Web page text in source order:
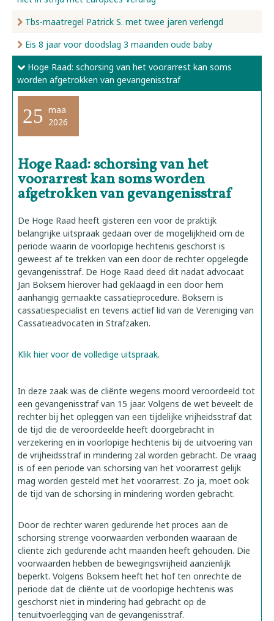
Tbs-maatregel Patrick S. met twee jaren verlengd
Eis 8 jaar voor doodslag 3 maanden oude baby
Hoge Raad: schorsing van het voorarrest kan soms
worden afgetrokken van gevangenisstraf
25 maa
2026
Hoge Raad: schorsing van het
voorarrest kan soms worden
afgetrokken van gevangenisstraf
De Hoge Raad heeft gisteren een voor de praktijk
belangrijke uitspraak gedaan over de mogelijkheid om de
periode waarin de voorlopige hechtenis geschorst is
geweest af te trekken van een door de rechter opgelegde
gevangenisstraf. De Hoge Raad deed dit nadat advocaat
Jan Boksem hierover had geklaagd in een door hem
aanhangig gemaakte cassatieprocedure. Boksem is
cassatiespecialist en tevens actief lid van de Vereniging van
Cassatieadvocaten in Strafzaken.
Klik hier voor de volledige uitspraak.
In deze zaak was de cliënte wegens moord veroordeeld tot
een gevangenisstraf van 15 jaar. Volgens de wet beveelt de
rechter bij het opleggen van een tijdelijke vrijheidsstraf dat
de tijd die de veroordeelde heeft doorgebracht in
verzekering en in voorlopige hechtenis bij de uitvoering van
de vrijheidsstraf in mindering zal worden gebracht. De vraag
is of een periode van schorsing van het voorarrest gelijk
mag worden gesteld met het voorarrest. Zo ja, moet ook
de tijd van de schorsing in mindering worden gebracht.
Door de rechter waren gedurende het proces aan de
schorsing strenge voorwaarden verbonden waaraan de
cliënte zich gedurende acht maanden heeft gehouden. Die
voorwaarden hebben de bewegingsvrijheid aanzienlijk
beperkt. Volgens Boksem heeft het hof ten onrechte de
periode dat de cliënte uit de voorlopige hechtenis was
geschorst niet in mindering had gebracht op de
tenuitvoerlegging van de gevangenisstraf.